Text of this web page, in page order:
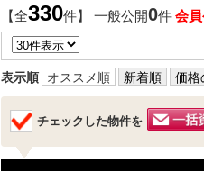
【全330件】 一般公開0件 会
表示順 オススメ順 新着順 価格
チェックした物件を